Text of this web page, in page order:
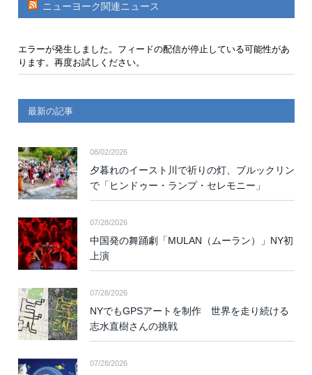
ニューヨーク関連ニュース
エラーが発生しました。フィードの配信が停止している可能性があ
ります。再度お試しください。
最新の記事
08/02/2026
夕暮れのイースト川で祈りの灯、ブルックリン
で「ヒンドゥー・ランプ・セレモニー」
07/28/2026
中国発の舞踊劇「MULAN（ムーラン）」NY初
上演
07/28/2026
NYでもGPSアートを制作 世界を走り続ける
志水直樹さんの挑戦
07/28/2026